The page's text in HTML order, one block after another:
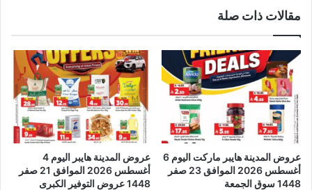
مقالات ذات صلة
عروض المدينة هايبر ماركت اليوم 6
أغسطس 2026 الموافق 23 صفر
1448 سوق الجمعة
عروض المدينة هايبر اليوم 4
أغسطس 2026 الموافق 21 صفر
1448 عروض التوفير الكبرى